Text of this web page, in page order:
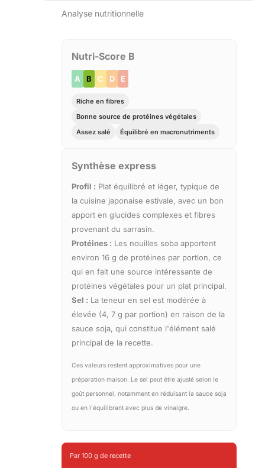
Analyse nutritionnelle
Nutri-Score B
A B C D E
Riche en fibres
Bonne source de protéines végétales
Assez salé
Équilibré en macronutriments
Synthèse express
Profil : Plat équilibré et léger, typique de
la cuisine japonaise estivale, avec un bon
apport en glucides complexes et fibres
provenant du sarrasin.
Protéines : Les nouilles soba apportent
environ 16 g de protéines par portion, ce
qui en fait une source intéressante de
protéines végétales pour un plat principal.
Sel : La teneur en sel est modérée à
élevée (4, 7 g par portion) en raison de la
sauce soja, qui constitue l'élément salé
principal de la recette.
Ces valeurs restent approximatives pour une
préparation maison. Le sel peut être ajusté selon le
goût personnel, notamment en réduisant la sauce soja
ou en l'équilibrant avec plus de vinaigre.
Par 100 g de recette